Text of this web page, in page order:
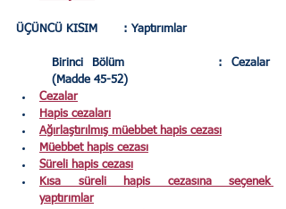
ÜÇÜNCÜ KISIM 	: Yaptırımlar
Birinci Bölüm
: Cezalar
(Madde 45-52)
Cezalar
Hapis cezaları
Ağırlaştırılmış müebbet hapis cezası
Müebbet hapis cezası
Süreli hapis cezası
Kısa süreli hapis cezasına seçenek
yaptırımlar